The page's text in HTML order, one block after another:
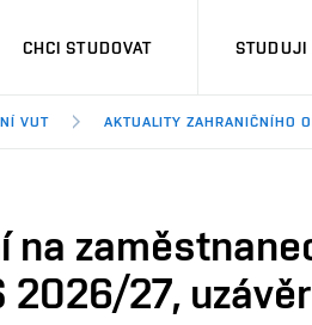
CHCI STUDOVAT STUDUJI
VUT AKTUALITY ZAHRANIČNÍHO
na
2026/27,